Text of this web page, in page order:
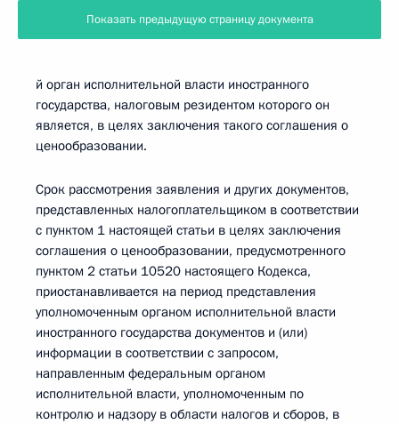
Показать предыдущую страницу документа
й орган исполнительной власти иностранного
государства, налоговым резидентом которого он
является, в целях заключения такого соглашения о
ценообразовании.
Срок рассмотрения заявления и других документов,
представленных налогоплательщиком в соответствии
с пунктом 1 настоящей статьи в целях заключения
соглашения о ценообразовании, предусмотренного
пунктом 2 статьи 10520 настоящего Кодекса,
приостанавливается на период представления
уполномоченным органом исполнительной власти
иностранного государства документов и (или)
информации в соответствии с запросом,
направленным федеральным органом
исполнительной власти, уполномоченным по
контролю и надзору в области налогов и сборов, в